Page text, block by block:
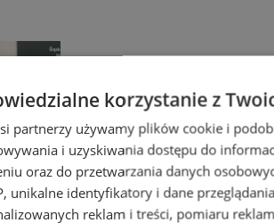
korzystanie z
partnerzy używamy plików cookie i
i uzyskiwania dostępu do
oraz do przetwarzania danych
unikalne identyfikatory i dane
reklam i treści, pomiaru